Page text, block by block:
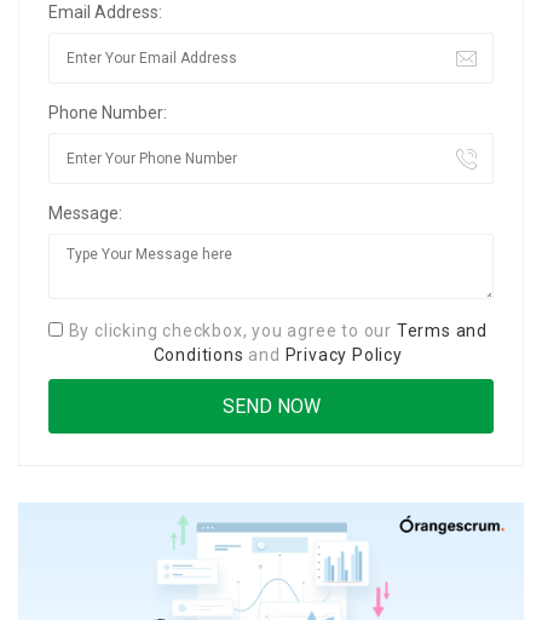
Email Address:
Phone Number:
Message:
By clicking checkbox, you agree to our Terms and
Conditions and Privacy Policy